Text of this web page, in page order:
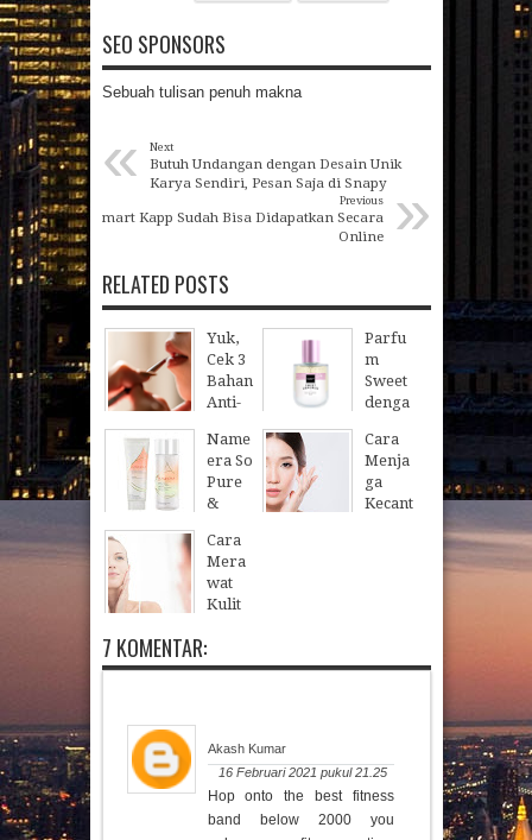
SEO SPONSORS
Sebuah tulisan penuh makna
« Next
Butuh Undangan dengan Desain Unik
Karya Sendiri, Pesan Saja di Snapy
»
Previous
Smart Kapp Sudah Bisa Didapatkan Secara
Online
RELATED POSTS
Yuk,
Cek 3
Bahan
Anti-
Ampu
h Lip
Balm
untuk
Bibir
Kerin
g Dari
Scarle
02 Oct 2025
Parfu
m
Sweet
denga
Sentu
han
Elega
n
Name
era So
Pure
&
nt
Hydra
ting
Gel
Cara
Menja
ga
Kecant
Cara
Mera
wat
Kulit
Alami
Tidak
Kusam
7 KOMENTAR:
Akash Kumar
16 Februari 2021 pukul 21.25
Hop onto the best fitness
band below 2000 you